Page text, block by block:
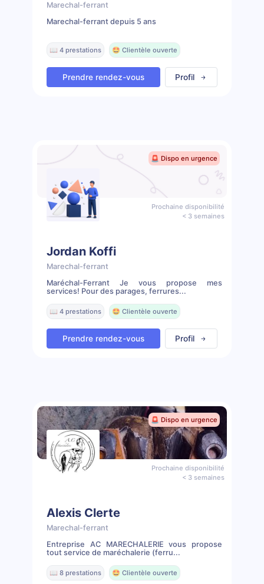
Marechal-ferrant
Marechal-ferrant depuis 5 ans
📖 4 prestations 🤩 Clientèle ouverte
Prendre rendez-vous Profil
🚨 Dispo en urgence
Prochaine disponibilité
< 3 semaines
Jordan Koffi
Marechal-ferrant
Maréchal-Ferrant Je vous propose mes
services! Pour des parages, ferrures...
📖 4 prestations 🤩 Clientèle ouverte
Prendre rendez-vous Profil
🚨 Dispo en urgence
Prochaine disponibilité
< 3 semaines
Alexis Clerte
Marechal-ferrant
Entreprise AC MARECHALERIE vous propose
tout service de maréchalerie (ferru...
📖 8 prestations 🤩 Clientèle ouverte